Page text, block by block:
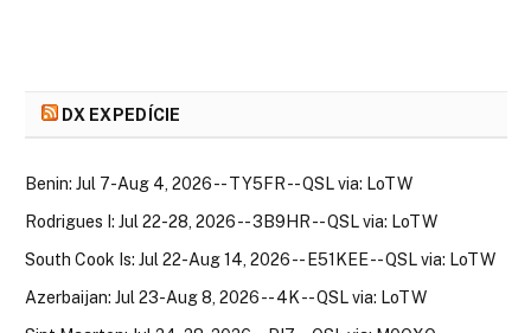
DX EXPEDÍCIE
Benin: Jul 7-Aug 4, 2026 -- TY5FR -- QSL via: LoTW
Rodrigues I: Jul 22-28, 2026 -- 3B9HR -- QSL via: LoTW
South Cook Is: Jul 22-Aug 14, 2026 -- E51KEE -- QSL via: LoTW
Azerbaijan: Jul 23-Aug 8, 2026 -- 4K -- QSL via: LoTW